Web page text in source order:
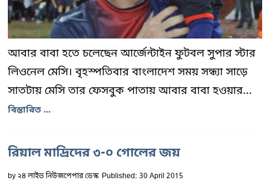
আবার বাবা হতে চলেছেন আর্জেন্টাইন ফুটবল সুপার স্টার
লিওনেল মেসি। বৃহস্পতিবার বাংলাদেশ সময় সন্ধ্যা সাড়ে
সাতটায় মেসি তার ফেসবুক পাতায় আবার বাবা হওয়ার...
বিস্তারিত ...
রিয়াল মাদ্রিদের ৩-০ গোলের জয়
by২৪ লাইভ নিউজপেপার ডেস্ক Published: 30 April 2015